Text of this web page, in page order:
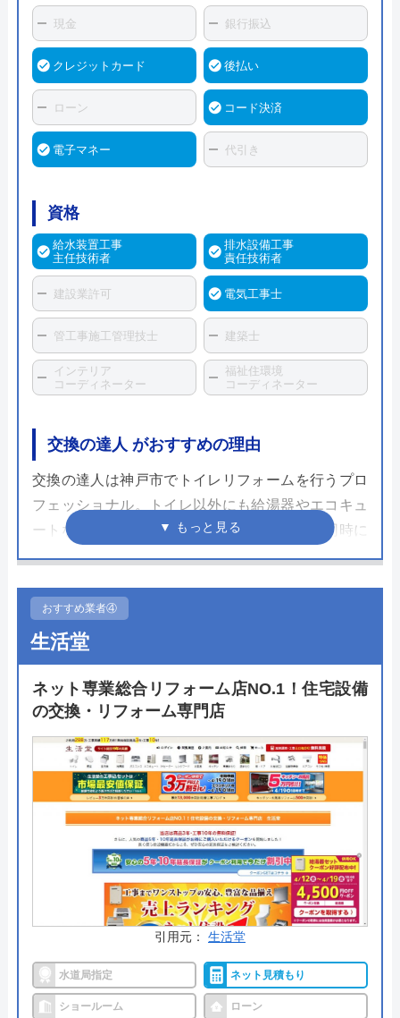
現金 銀行振込
クレジットカード 後払い
ローン コード決済
電子マネー 代引き
資格
給水装置工事
主任技術者
排水設備工事
責任技術者
建設業許可 電気工事士
管工事施工管理技士 建築士
インテリア
コーディネーター
福祉住環境
コーディネーター
交換の達人 がおすすめの理由
交換の達人は神戸市でトイレリフォームを行うプロ
フェッショナル。トイレ以外にも給湯器やエコキュ
ートなどの専門資格が必要なリフォームまで同時に
施工できるのでおすすめです。トイレリフォームで
いるのでお得にリフォームをしたい方は必見です。
トイレは主要メーカーであるTOTO、LIXIL、
Panasonicを中心に幅広く対応しており自分に合っ
たトイレを選びやすいのは嬉しいポイントです。見
から依頼してみてください。
公式サイトで
料金詳細を見る
交換の達人 の基本情報
株式会社ハウスラボ
創業・設立 平成21年5月1日設立
おすすめ業者④
生活堂
ネット専業総合リフォーム店NO.1！住宅設備
の交換・リフォーム専門店
引用元： 生活堂
水道局指定 ネット見積もり
ショールーム ローン